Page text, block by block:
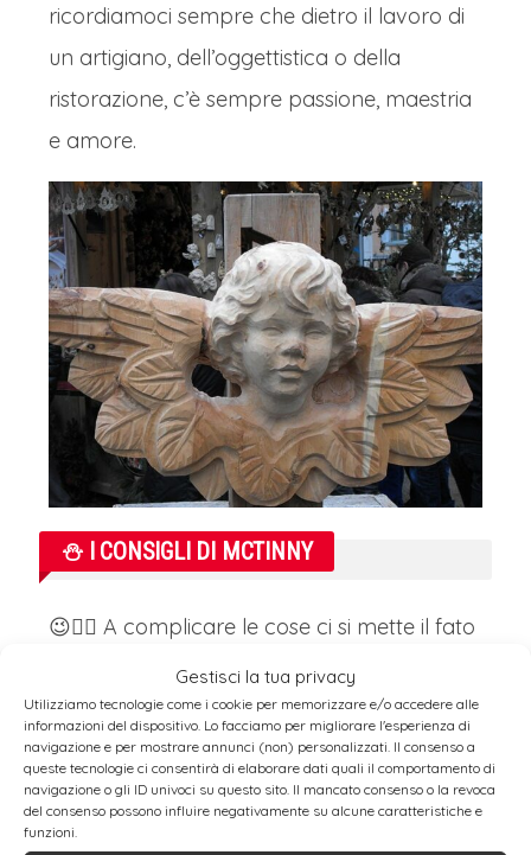
Gestisci la tua privacy
Utilizziamo tecnologie come i cookie per memorizzare e/o accedere alle
informazioni del dispositivo. Lo facciamo per migliorare l'esperienza di
navigazione e per mostrare annunci (non) personalizzati. Il consenso a
queste tecnologie ci consentirà di elaborare dati quali il comportamento di
navigazione o gli ID univoci su questo sito. Il mancato consenso o la revoca
del consenso possono influire negativamente su alcune caratteristiche e
funzioni.
ricordiamoci sempre che dietro il lavoro di
un artigiano, dell’oggettistica o della
ristorazione, c’è sempre passione, maestria
e amore.
⛄ I CONSIGLI DI MCTINNY
😉👍🏻 A complicare le cose ci si mette il fato
la qualità del Mercatino di Natale è
totalmente indipendente alla località in cui
esso è organizzato, eccezion fatta forse,
per i circuiti classici.